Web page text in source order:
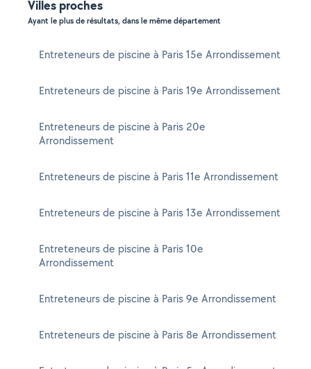
Villes proches
Ayant le plus de résultats, dans le même département
Entreteneurs de piscine à Paris 15e Arrondissement
Entreteneurs de piscine à Paris 19e Arrondissement
Entreteneurs de piscine à Paris 20e
Arrondissement
Entreteneurs de piscine à Paris 11e Arrondissement
Entreteneurs de piscine à Paris 13e Arrondissement
Entreteneurs de piscine à Paris 10e
Arrondissement
Entreteneurs de piscine à Paris 9e Arrondissement
Entreteneurs de piscine à Paris 8e Arrondissement